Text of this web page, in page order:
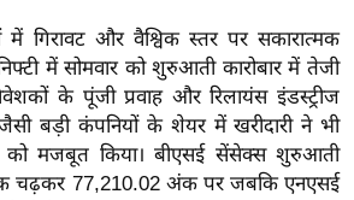
गिरावट और वैश्विक स्तर पर सकारात्मक
में सोमवार को शुरुआती कारोबार में तेजी
के पूंजी प्रवाह और रिलायंस इंडस्ट्रीज
बड़ी कंपनियों के शेयर में खरीदारी ने भी
को मजबूत किया। बीएसई सेंसेक्स शुरुआती
चढ़कर 77,210.02 अंक पर जबकि एनएसई